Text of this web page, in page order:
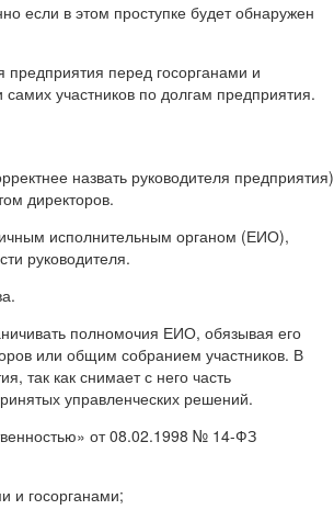
если в этом проступке будет обнаружен
предприятия перед госорганами и
участников по долгам предприятия.
назвать руководителя предприятия)
директоров.
исполнительным органом (ЕИО),
руководителя.
полномочия ЕИО, обязывая его
или общим собранием участников. В
так как снимает с него часть
управленческих решений.
от 08.02.1998 № 14-ФЗ
и госорганами;